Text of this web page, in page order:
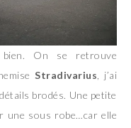
On se retrouve
Stradivarius , j’ai
brodés. Une petite
une sous robe…car elle